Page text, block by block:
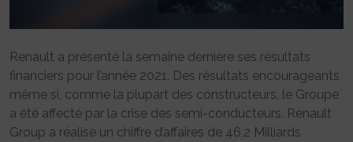
Renault a présenté la semaine dernière ses résultats
financiers pour l’année 2021. Des résultats encourageants
même si, comme la plupart des constructeurs, le Groupe
a été affecté par la crise des semi-conducteurs. Renault
Group a réalisé un chiffre d’affaires de 46,2 Milliards